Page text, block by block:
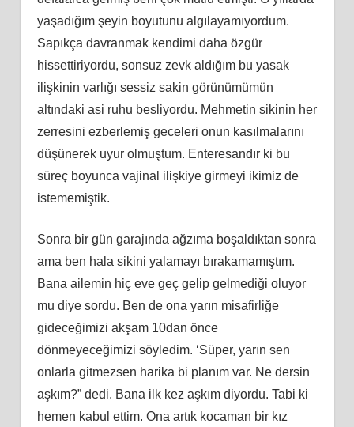
yaşadığım şeyin boyutunu algılayamıyordum.
Sapıkça davranmak kendimi daha özgür
hissettiriyordu, sonsuz zevk aldığım bu yasak
ilişkinin varlığı sessiz sakin görünümümün
altındaki asi ruhu besliyordu. Mehmetin sikinin her
zerresini ezberlemiş geceleri onun kasılmalarını
düşünerek uyur olmuştum. Enteresandır ki bu
süreç boyunca vajinal ilişkiye girmeyi ikimiz de
istememiştik.
Sonra bir gün garajında ağzıma boşaldıktan sonra
ama ben hala sikini yalamayı bırakamamıştım.
Bana ailemin hiç eve geç gelip gelmediği oluyor
mu diye sordu. Ben de ona yarın misafirliğe
gideceğimizi akşam 10dan önce
dönmeyeceğimizi söyledim. ‘Süper, yarın sen
onlarla gitmezsen harika bi planım var. Ne dersin
aşkım?” dedi. Bana ilk kez aşkım diyordu. Tabi ki
hemen kabul ettim. Ona artık kocaman bir kız